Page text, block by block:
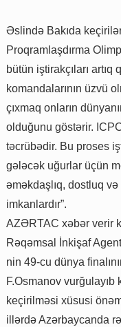
Əslində Bakıda
Proqramlaşdırma
bütün iştirakçıları
komandalarının üzvü
çıxmaq onların
olduğunu göstərir.
təcrübədir. Bu proses
gələcək uğurlar üçün
əməkdaşlıq, dostluq və
imkanlardır”.
AZƏRTAC xəbər verir
Rəqəmsal İnkişaf
nin 49-cu dünya
F.Osmanov
keçirilməsi xüsusi
illərdə Azərbaycanda